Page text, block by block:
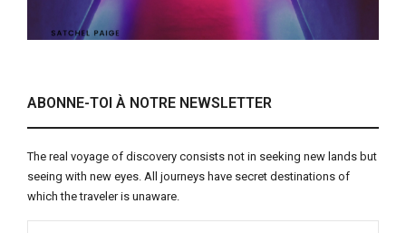
ABONNE-TOI À NOTRE NEWSLETTER
The real voyage of discovery consists not in seeking new lands but
seeing with new eyes. All journeys have secret destinations of
which the traveler is unaware.